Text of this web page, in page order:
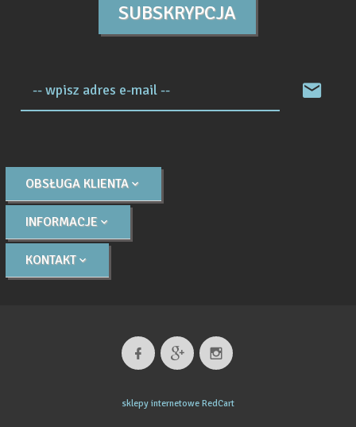
SUBSKRYPCJA
-- wpisz adres e-mail --
OBSŁUGA KLIENTA
INFORMACJE
KONTAKT
sklepy internetowe RedCart